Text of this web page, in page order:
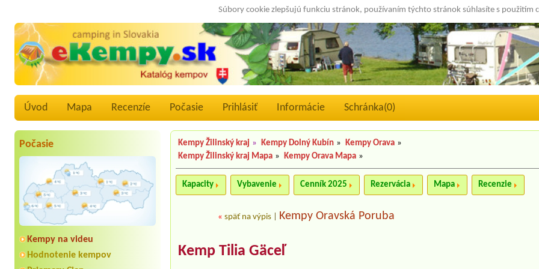
Súbory cookie zlepšujú funkciu stránok, používaním týchto stránok súhlasíte s použitím
Úvod Mapa Recenzíe Počasie Prihlásiť Informácie Schránka(0)
Počasie
Kempy na videu
Hodnotenie kempov
Kempy Žilinský kraj » Kempy Dolný Kubín » Kempy Orava »
Kempy Žilinský kraj Mapa » Kempy Orava Mapa »
Kapacity Vybavenie Cenník 2025 Rezervácia Mapa Recenzie
«späť na výpis Kempy Oravská Poruba
Kemp Tilia Gäceľ